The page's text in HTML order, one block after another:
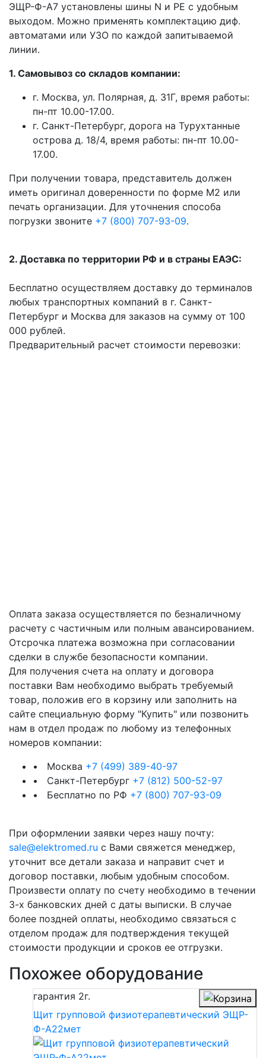
ЭЩР-Ф-А7 установлены шины N и PE с удобным
выходом. Можно применять комплектацию диф.
автоматами или УЗО по каждой запитываемой
линии.
1. Самовывоз со складов компании:
г. Москва, ул. Полярная, д. 31Г, время работы:
пн-пт 10.00-17.00.
г. Санкт-Петербург, дорога на Турухтанные
острова д. 18/4, время работы: пн-пт 10.00-
17.00.
При получении товара, представитель должен
иметь оригинал доверенности по форме М2 или
печать организации. Для уточнения способа
погрузки звоните +7 (800) 707-93-09.
2. Доставка по территории РФ и в страны ЕАЭС:
Бесплатно осуществляем доставку до терминалов
любых транспортных компаний в г. Санкт-
Петербург и Москва для заказов на сумму от 100
000 рублей.
Предварительный расчет стоимости перевозки:
Оплата заказа осуществляется по безналичному
расчету с частичным или полным авансированием.
Отсрочка платежа возможна при согласовании
сделки в службе безопасности компании.
Для получения счета на оплату и договора
поставки Вам необходимо выбрать требуемый
товар, положив его в корзину или заполнить на
сайте специальную форму "Купить" или позвонить
нам в отдел продаж по любому из телефонных
номеров компании:
• Москва +7 (499) 389-40-97
• Санкт-Петербург +7 (812) 500-52-97
• Бесплатно по РФ +7 (800) 707-93-09
При оформлении заявки через нашу почту:
sale@elektromed.ru с Вами свяжется менеджер,
уточнит все детали заказа и направит счет и
договор поставки, любым удобным способом.
Произвести оплату по счету необходимо в течении
3-х банковских дней с даты выписки. В случае
более поздней оплаты, необходимо связаться с
отделом продаж для подтверждения текущей
стоимости продукции и сроков ее отгрузки.
Похожее оборудование
гарантия 2г.
Щит групповой физиотерапевтический ЭЩР-
Ф-А22мет